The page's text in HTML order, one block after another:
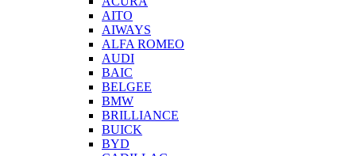
AITO
AIWAYS
ALFA ROMEO
AUDI
BAIC
BELGEE
BMW
BRILLIANCE
BUICK
BYD